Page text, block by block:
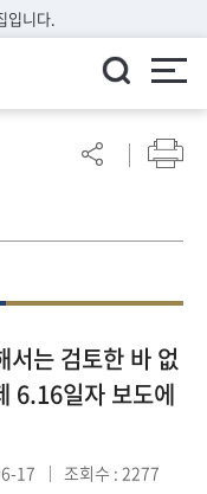
입니다.
서는 검토한 바 없
6.16일자 보도에
17 조회수 : 2277